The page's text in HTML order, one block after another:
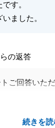
す。
ました。
続きを読
の返答
ご回答いた
いできること